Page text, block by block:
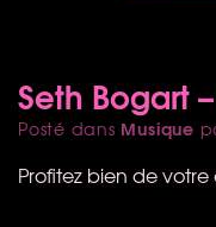
Seth Bogart
Posté dans Musique
Profitez bien de